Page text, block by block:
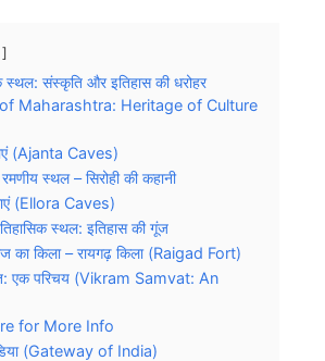
स्थल: संस्कृति और इतिहास की धरोहर
Maharashtra: Heritage of Culture
(Ajanta Caves)
स्थल – सिरोही की कहानी
(Ellora Caves)
स्थल: इतिहास की गूंज
का किला – रायगढ़ किला (Raigad Fort)
एक परिचय (Vikram Samvat: An
for More Info
(Gateway of India)